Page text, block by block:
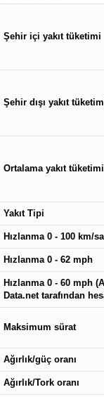
Şehir içi yakıt tüketimi
Şehir dışı yakıt
Ortalama yakıt tüketimi
Yakıt Tipi
Hızlanma 0 - 100 km/
Hızlanma 0 - 62 mph
Hızlanma 0 - 60 mph
Data.net tarafından
Maksimum sürat
Ağırlık/güç oranı
Ağırlık/Tork oranı